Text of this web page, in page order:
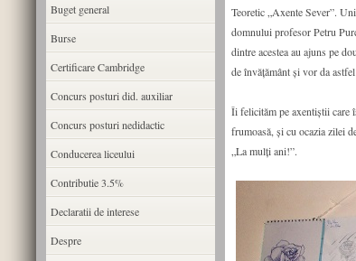
Teoretic „Axente Sever”.
domnului profesor Petru
dintre acestea au ajuns pe
de învățământ și vor da
Îi felicităm pe axentiștii care
frumoasă, și cu ocazia zilei
„La mulţi ani!”.
Buget general
Burse
Certificare Cambridge
Concurs posturi did. auxiliar
Concurs posturi nedidactic
Conducerea liceului
Contributie 3.5%
Declaratii de interese
Despre